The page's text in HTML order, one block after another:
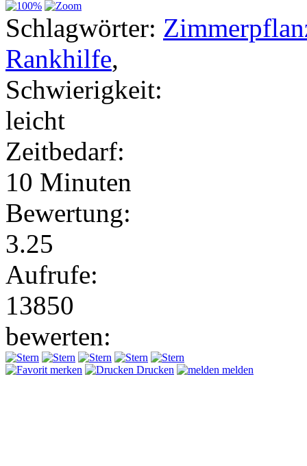
Schlagwörter:
Rankhilfe,
Schwierigkeit:
leicht
Zeitbedarf:
10 Minuten
Bewertung:
3.25
Aufrufe:
13850
bewerten:
merken Drucken melden